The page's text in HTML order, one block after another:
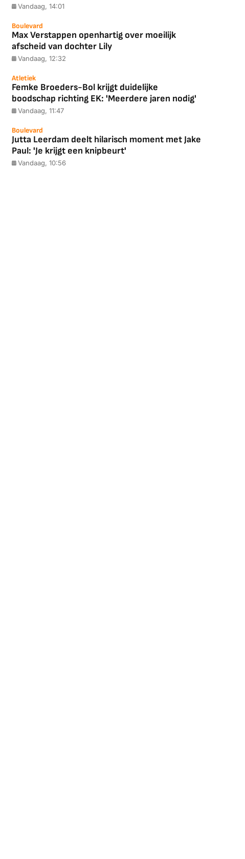
Vandaag, 14:01
Boulevard
Max Verstappen openhartig over moeilijk
afscheid van dochter Lily
Vandaag, 12:32
Atletiek
Femke Broeders-Bol krijgt duidelijke
boodschap richting EK: 'Meerdere jaren nodig'
Vandaag, 11:47
Boulevard
Jutta Leerdam deelt hilarisch moment met Jake
Paul: 'Je krijgt een knipbeurt'
Vandaag, 10:56